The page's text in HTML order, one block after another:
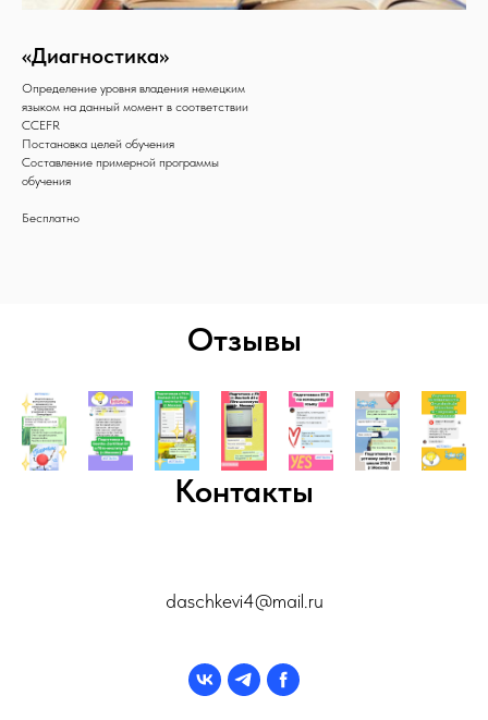
«Диагностика»
Определение уровня владения немецким
языком на данный момент в соответствии
CCEFR
Постановка целей обучения
Составление примерной программы
обучения
Бесплатно
Отзывы
Контакты
daschkevi4@mail.ru